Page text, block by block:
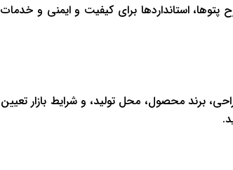
پتوها، استانداردها برای کیفیت و ایمنی و خدمات
برند محصول، محل تولید، و شرایط بازار تعیین